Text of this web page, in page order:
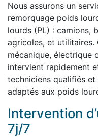
Nous assurons un
remorquage poids
lourds (PL) : camions,
agricoles, et utilitaires.
mécanique, électrique
intervient rapidement
techniciens qualifiés
adaptés aux poids
Intervention
7j/7